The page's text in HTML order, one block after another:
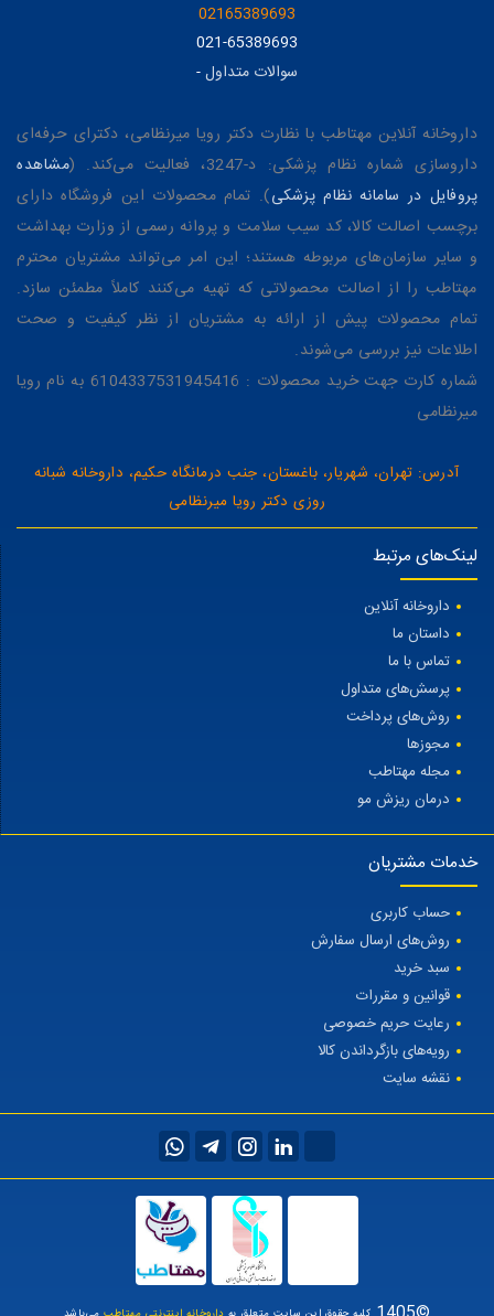
02165389693
021-65389693
سوالات متداول-
داروخانه آنلاین مهتاطب با نظارت دکتر رویا میرنظامی، دکترای حرفه‌ای
داروسازی شماره نظام پزشکی: د-3247، فعالیت می‌کند. (
مشاهده
پروفایل در سامانه نظام پزشکی). تمام محصولات این فروشگاه دارای
برچسب اصالت کالا، کد سیب سلامت و پروانه رسمی از وزارت بهداشت
و سایر سازمان‌های مربوطه هستند؛ این امر می‌تواند مشتریان محترم
مهتاطب را از اصالت محصولاتی که تهیه می‌کنند کاملاً مطمئن سازد.
تمام محصولات پیش از ارائه به مشتریان از نظر کیفیت و صحت
اطلاعات نیز بررسی می‌شوند.
شماره کارت جهت خرید محصولات : 6104337531945416 به نام رویا
میرنظامی
آدرس: تهران، شهریار، باغستان، جنب درمانگاه حکیم، داروخانه شبانه
روزی دکتر رویا میرنظامی
لینک‌های مرتبط
داروخانه آنلاین
داستان ما
تماس با ما
پرسش‌های متداول
روش‌های پرداخت
مجوزها
مجله مهتاطب
درمان ریزش مو
خدمات مشتریان
حساب کاربری
روش‌های ارسال سفارش
سبد خرید
قوانین و مقررات
رعایت حریم خصوصی
رویه‌های بازگرداندن کالا
نقشه سایت